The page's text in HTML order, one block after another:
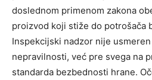
doslednom primenom zakona
proizvod koji stiže do potrošača
Inspekcijski nadzor nije
nepravilnosti, već pre svega na
standarda bezbednosti hrane.